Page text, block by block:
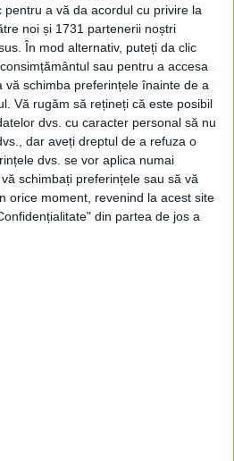
pentru a vă da acordul cu privire la
noi și 1731 partenerii noștri
În mod alternativ, puteți da clic
sau pentru a accesa
vă schimba preferințele înainte de a
Vă rugăm să rețineți că este posibil
dvs. cu caracter personal să nu
dar aveți dreptul de a refuza o
dvs. se vor aplica numai
schimbați preferințele sau să vă
orice moment, revenind la acest site
din partea de jos a
PM 1 MINUT DE CITIRE
din orașul de pe Valea Bistrei au
pe numele celor doi fiind emise